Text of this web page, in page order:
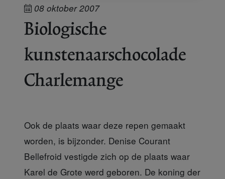
08 oktober 2007
Biologische
kunstenaarschocolade
Charlemange
Ook de plaats waar deze repen gemaakt
worden, is bijzonder. Denise Courant
Bellefroid vestigde zich op de plaats waar
Karel de Grote werd geboren. De koning der